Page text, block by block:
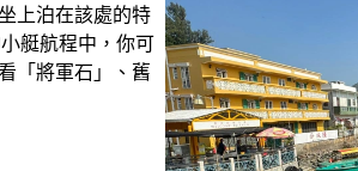
上泊在該處的特
艇航程中，你可
「將軍石」、舊